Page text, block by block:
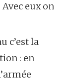
eux on
c’est la
: en